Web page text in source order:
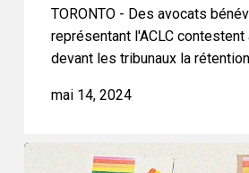
TORONTO - Des avocats
représentant l'ACLC contestent
devant les tribunaux la
mai 14, 2024
L’ACLC